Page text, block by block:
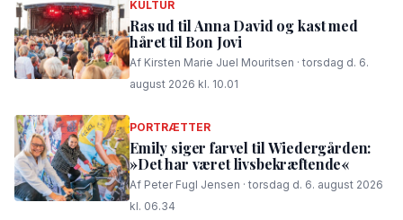
KULTUR
Ras ud til Anna David og kast med
håret til Bon Jovi
Af Kirsten Marie Juel Mouritsen · torsdag d. 6.
august 2026 kl. 10.01
PORTRÆTTER
Emily siger farvel til Wiedergården:
»Det har været livsbekræftende«
Af Peter Fugl Jensen · torsdag d. 6. august 2026
kl. 06.34